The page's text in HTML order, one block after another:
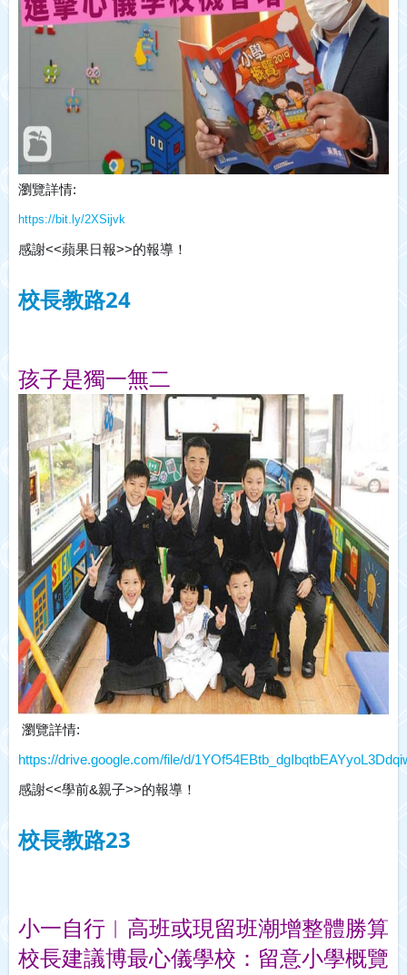
瀏覽詳情:
https://bit.ly/2XSijvk
感謝<<蘋果日報>>的報導！
校長教路24
孩子是獨一無二
瀏覽詳情:
https://drive.google.com/file/d/
感謝<<學前&親子>>的報導！
校長教路23
小一自行︱高班或現留班潮增整體勝算
校長建議博最心儀學校：留意小學概覽